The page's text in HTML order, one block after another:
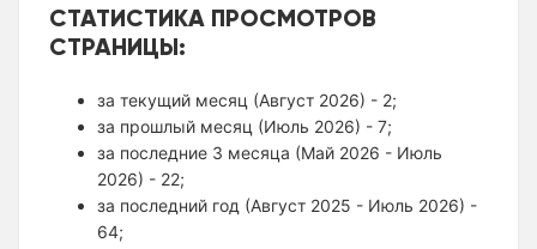
СТАТИСТИКА ПРОСМОТРОВ
СТРАНИЦЫ:
за текущий месяц (Август 2026) - 2;
за прошлый месяц (Июль 2026) - 7;
за последние 3 месяца (Май 2026 - Июль
2026) - 22;
за последний год (Август 2025 - Июль 2026) -
64;